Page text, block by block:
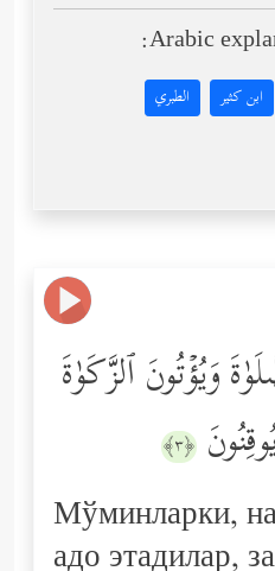
Arabic
ابن كثير الطبري
وَیُؤۡتُونَ ٱلزَّكَوٰةَ
﴿٣﴾
Мўминларки,